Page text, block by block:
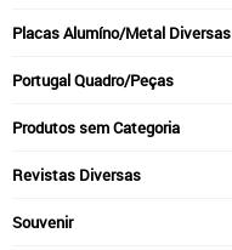
Placas Alumíno/Metal Diversas
Portugal Quadro/Peças
Produtos sem Categoria
Revistas Diversas
Souvenir